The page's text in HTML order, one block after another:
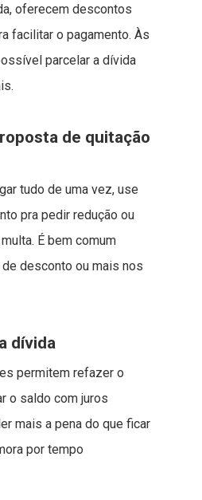
oferecem descontos
facilitar o pagamento. Às
parcelar a dívida
de quitação
tudo de uma vez, use
pra pedir redução ou
É bem comum
desconto ou mais nos
dívida
permitem refazer o
o saldo com juros
mais a pena do que ficar
por tempo